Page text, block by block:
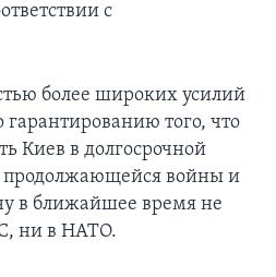
с
более широких усилий
того, что
Киев в долгосрочной
продолжающейся войны и
в ближайшее время не
ни в НАТО.